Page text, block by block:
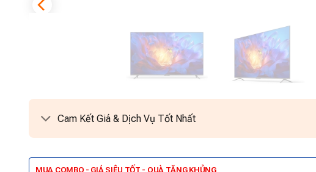
Cam Kết Giá & Dịch Vụ Tốt Nhất
MUA COMBO - GIÁ SIÊU TỐT - QUÀ TẶNG KHỦNG